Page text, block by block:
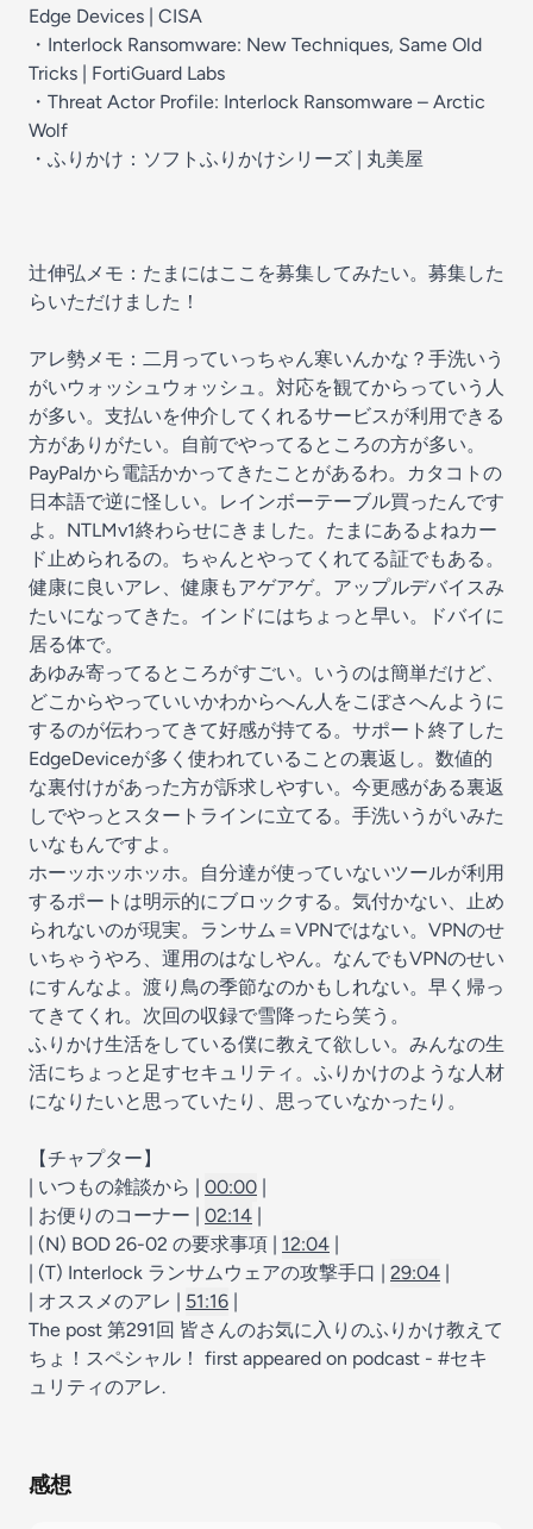
Edge Devices | CISA
・ Interlock Ransomware: New Techniques, Same Old
Tricks | FortiGuard Labs
・ Threat Actor Profile: Interlock Ransomware – Arctic
Wolf
・ ふりかけ：ソフトふりかけシリーズ | 丸美屋
辻伸弘メモ：たまにはここを募集してみたい。募集した
らいただけました！
アレ勢メモ：二月っていっちゃん寒いんかな？手洗いう
がいウォッシュウォッシュ。対応を観てからっていう人
が多い。支払いを仲介してくれるサービスが利用できる
方がありがたい。自前でやってるところの方が多い。
PayPalから電話かかってきたことがあるわ。カタコトの
日本語で逆に怪しい。レインボーテーブル買ったんです
よ。NTLMv1終わらせにきました。たまにあるよねカー
ド止められるの。ちゃんとやってくれてる証でもある。
健康に良いアレ、健康もアゲアゲ。アップルデバイスみ
たいになってきた。インドにはちょっと早い。ドバイに
居る体で。
あゆみ寄ってるところがすごい。いうのは簡単だけど、
どこからやっていいかわからへん人をこぼさへんように
するのが伝わってきて好感が持てる。サポート終了した
EdgeDeviceが多く使われていることの裏返し。数値的
な裏付けがあった方が訴求しやすい。今更感がある裏返
しでやっとスタートラインに立てる。手洗いうがいみた
いなもんですよ。
ホーッホッホッホ。自分達が使っていないツールが利用
するポートは明示的にブロックする。気付かない、止め
られないのが現実。ランサム＝VPNではない。VPNのせ
いちゃうやろ、運用のはなしやん。なんでもVPNのせい
にすんなよ。渡り鳥の季節なのかもしれない。早く帰っ
てきてくれ。次回の収録で雪降ったら笑う。
ふりかけ生活をしている僕に教えて欲しい。みんなの生
活にちょっと足すセキュリティ。ふりかけのような人材
になりたいと思っていたり、思っていなかったり。
【チャプター】
| いつもの雑談から | 00:00 |
| お便りのコーナー | 02:14 |
| (N) BOD 26-02 の要求事項 | 12:04 |
| (T) Interlock ランサムウェアの攻撃手口 | 29:04 |
| オススメのアレ | 51:16 |
The post 第291回 皆さんのお気に入りのふりかけ教えて
ちょ！スペシャル！ first appeared on podcast - #セキ
ュリティのアレ.
感想